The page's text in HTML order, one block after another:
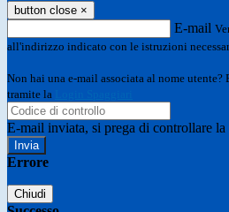
button close ×
E-mail
all'indirizzo indicato con le istruzioni
Non hai una e-mail associata al nome utente?
tramite la
E-mail inviata, si prega di controllare la
Errore
Chiudi